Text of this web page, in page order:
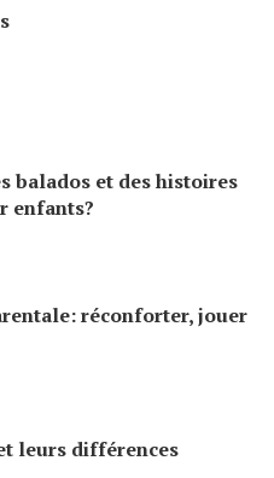
balados et des histoires
enfants?
réconforter, jouer
leurs différences